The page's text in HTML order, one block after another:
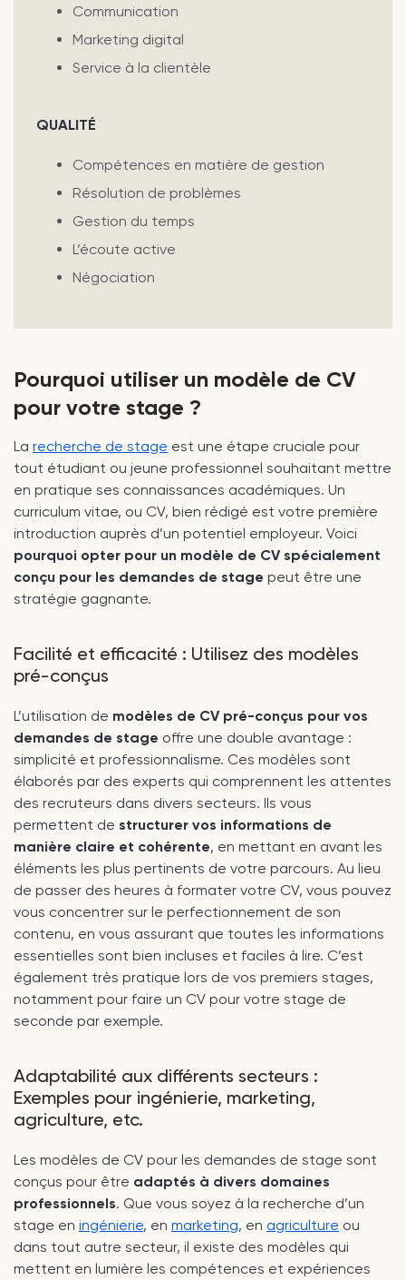
Communication
Marketing digital
Service à la clientèle
QUALITÉ
Compétences en matière de gestion
Résolution de problèmes
Gestion du temps
L’écoute active
Négociation
Pourquoi utiliser un modèle de CV
pour votre stage ?
La recherche de stage est une étape cruciale pour
tout étudiant ou jeune professionnel souhaitant mettre
en pratique ses connaissances académiques. Un
curriculum vitae, ou CV, bien rédigé est votre première
introduction auprès d’un potentiel employeur. Voici
pourquoi opter pour un modèle de CV spécialement
conçu pour les demandes de stage peut être une
stratégie gagnante.
Facilité et efficacité : Utilisez des modèles
pré-conçus
L’utilisation de modèles de CV pré-conçus pour vos
demandes de stage offre une double avantage :
simplicité et professionnalisme. Ces modèles sont
élaborés par des experts qui comprennent les attentes
des recruteurs dans divers secteurs. Ils vous
permettent de structurer vos informations de
manière claire et cohérente, en mettant en avant les
éléments les plus pertinents de votre parcours. Au lieu
de passer des heures à formater votre CV, vous pouvez
vous concentrer sur le perfectionnement de son
contenu, en vous assurant que toutes les informations
essentielles sont bien incluses et faciles à lire. C’est
également très pratique lors de vos premiers stages,
notamment pour faire un CV pour votre stage de
seconde par exemple.
Adaptabilité aux différents secteurs :
Exemples pour ingénierie, marketing,
agriculture, etc.
Les modèles de CV pour les demandes de stage sont
conçus pour être adaptés à divers domaines
professionnels. Que vous soyez à la recherche d’un
stage en ingénierie, en marketing, en agriculture ou
dans tout autre secteur, il existe des modèles qui
mettent en lumière les compétences et expériences